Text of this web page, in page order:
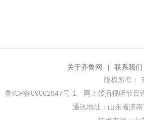
关于齐鲁网 |
联系我们
版权所有：
鲁ICP备09062847号-1 网上传播视听节目
通讯地址：山东省济